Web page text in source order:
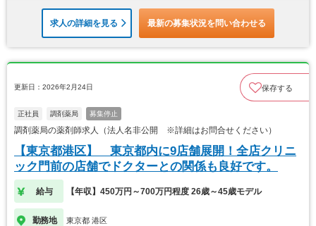
求人の詳細を見る 最新の募集状況を問い合わせる
更新日：2026年2月24日 保存する
正社員 調剤薬局 募集停止
調剤薬局の薬剤師求人（法人名非公開 ※詳細はお問合せください）
【東京都港区】 東京都内に9店舗展開！全店クリニ
ック門前の店舗でドクターとの関係も良好です。
給与 【年収】450万円～700万円程度 26歳～45歳モデル
勤務地 東京都 港区